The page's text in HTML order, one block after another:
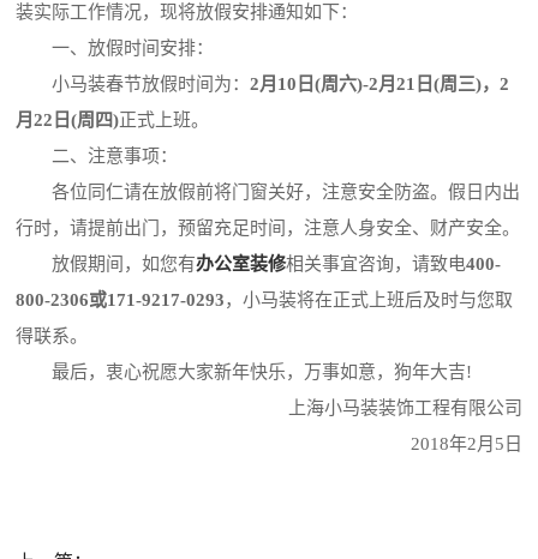
装实际工作情况，现将放假安排通知如下：
一、放假时间安排：
小马装春节放假时间为：2月10日(周六)-2月21日(周三)，2
月22日(周四)正式上班。
二、注意事项：
各位同仁请在放假前将门窗关好，注意安全防盗。假日内出
行时，请提前出门，预留充足时间，注意人身安全、财产安全。
放假期间，如您有办公室装修相关事宜咨询，请致电400-
800-2306或171-9217-0293，小马装将在正式上班后及时与您取
得联系。
最后，衷心祝愿大家新年快乐，万事如意，狗年大吉!
上海小马装装饰工程有限公司
2018年2月5日